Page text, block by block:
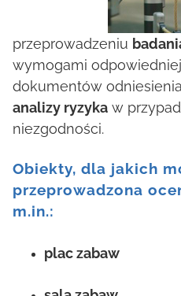
przeprowadzeniu
wymogami
dokumentów
analizy ryzykaw
niezgodności.
Obiekty, dla jakich
przeprowadzona
m.in.:
plac zabaw